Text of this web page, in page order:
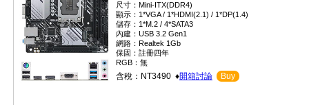
尺寸：Mini-ITX(DDR4)
顯示：1*VGA / 1*HDMI(2.1) / 1*DP(1.4)
儲存：1*M.2 / 4*SATA3
內建：USB 3.2 Gen1
網路：Realtek 1Gb
保固：註冊四年
RGB：無
含稅：NT3490 ♦開箱討論 Buy